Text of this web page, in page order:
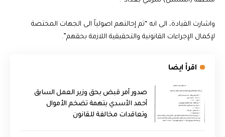
واشارت القيادة، الى انه “تم إحالتهم اصولياً الى الجهات المختصة
لإكمال الإجراءات القانونية والتحقيقية اللازمة بحقهم”.
اقرأ ايضا
صدور أمر قبض بحق وزير العمل السابق
أحمد الأسدي بتهمة تضخم الأموال
وتعاقدات مخالفة للقانون